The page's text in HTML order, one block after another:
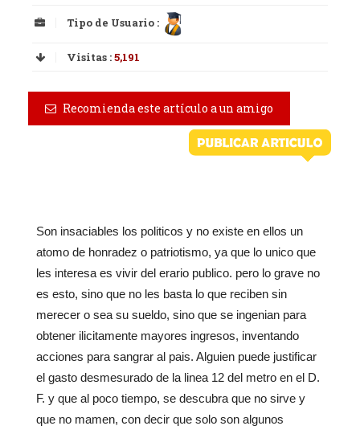
Tipo de Usuario :
Visitas :5,191
Recomienda este artículo a un amigo
Son insaciables los politicos y no existe en ellos un
atomo de honradez o patriotismo, ya que lo unico que
les interesa es vivir del erario publico. pero lo grave no
es esto, sino que no les basta lo que reciben sin
merecer o sea su sueldo, sino que se ingenian para
obtener ilicitamente mayores ingresos, inventando
acciones para sangrar al pais. Alguien puede justificar
el gasto desmesurado de la linea 12 del metro en el D.
F. y que al poco tiempo, se descubra que no sirve y
que no mamen, con decir que solo son algunos